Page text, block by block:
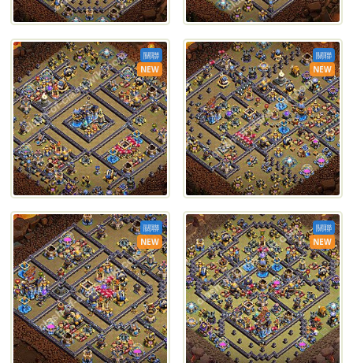
關聯
NEW
關聯
NEW
關聯
NEW
關聯
NEW